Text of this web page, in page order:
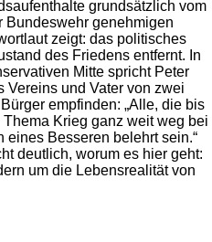
grundsätzlich vom
Bundeswehr genehmigen
zeigt: das politisches
des Friedens entfernt. In
Mitte spricht Peter
Vereins und Vater von zwei
empfinden: „Alle, die bis
Krieg ganz weit weg bei
eines Besseren belehrt sein.“
deutlich, worum es hier geht:
um die Lebensrealität von